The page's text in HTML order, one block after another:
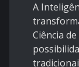
A
Ciência